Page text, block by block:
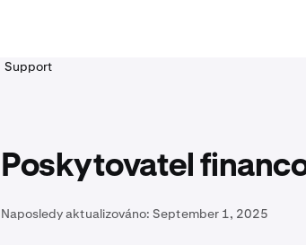
Support
Poskytovatel
Naposledy aktualizováno: September 1, 2025